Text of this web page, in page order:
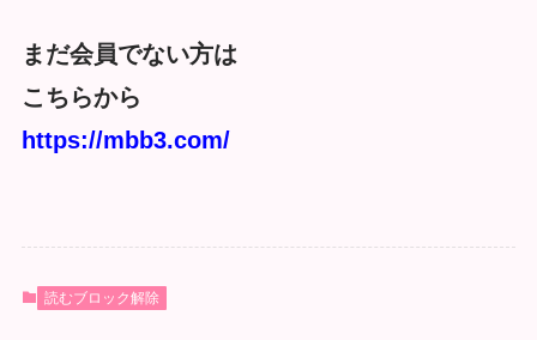
まだ会員でない方は
こちらから
https://mbb3.com/
読むブロック解除